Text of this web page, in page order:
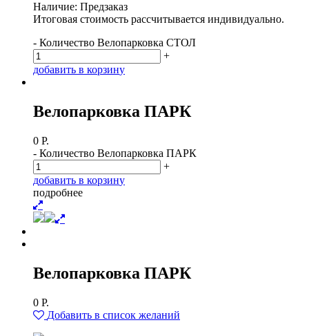
Наличие: Предзаказ
Итоговая стоимость рассчитывается индивидуально.
- Количество Велопарковка СТОЛ
+
добавить в корзину
Велопарковка ПАРК
0 Р.
- Количество Велопарковка ПАРК
+
добавить в корзину
подробнее
Велопарковка ПАРК
0 Р.
Добавить в список желаний